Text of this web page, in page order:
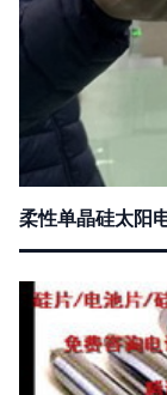
柔性单晶硅太阳